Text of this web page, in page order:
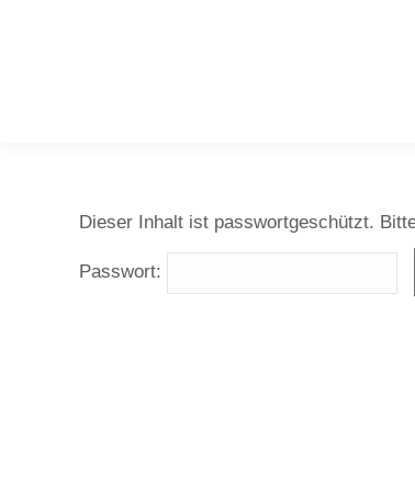
Dieser Inhalt ist passwortgeschützt.
Passwort: